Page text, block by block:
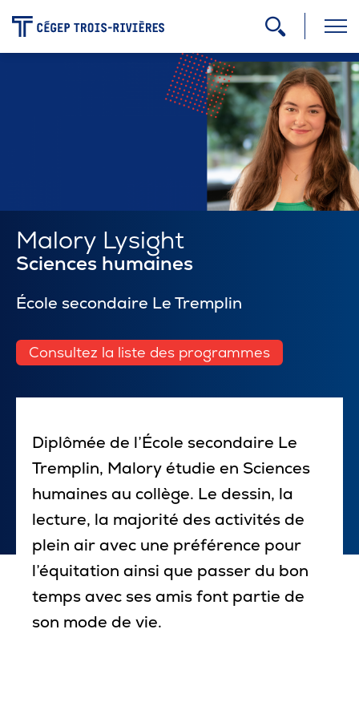
Zone étudiante
Formation continue
Carrière
Pour les entreprises
Le cégep
Notre collège
Services à la population
Stages et emplois pour étudiants
Communications
Malory Lysight
Sciences humaines
École secondaire Le Tremplin
Diplômée de l’École secondaire Le
Tremplin, Malory étudie en Sciences
humaines au collège. Le dessin, la
lecture, la majorité des activités de
plein air avec une préférence pour
l’équitation ainsi que passer du bon
temps avec ses amis font partie de
son mode de vie.
Consultez la liste des programmes